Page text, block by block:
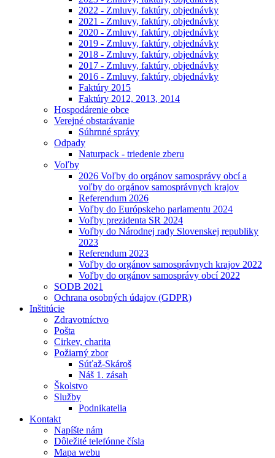
2022 - Zmluvy, faktúry, objednávky
2021 - Zmluvy, faktúry, objednávky
2020 - Zmluvy, faktúry, objednávky
2019 - Zmluvy, faktúry, objednávky
2018 - Zmluvy, faktúry, objednávky
2017 - Zmluvy, faktúry, objednávky
2016 - Zmluvy, faktúry, objednávky
Faktúry 2015
Faktúry 2012, 2013, 2014
Hospodárenie obce
Verejné obstarávanie
Súhrnné správy
Odpady
Naturpack - triedenie zberu
Voľby
2026 Voľby do orgánov samosprávy obcí a
voľby do orgánov samosprávnych krajov
Referendum 2026
Voľby do Európskeho parlamentu 2024
Voľby prezidenta SR 2024
Voľby do Národnej rady Slovenskej republiky
2023
Referendum 2023
Voľby do orgánov samosprávnych krajov 2022
Voľby do orgánov samosprávy obcí 2022
SODB 2021
Ochrana osobných údajov (GDPR)
Inštitúcie
Zdravotníctvo
Pošta
Cirkev, charita
Požiarný zbor
Súťaž-Skároš
Náš 1. zásah
Školstvo
Služby
Podnikatelia
Kontakt
Napíšte nám
Dôležité telefónne čísla
Mapa webu